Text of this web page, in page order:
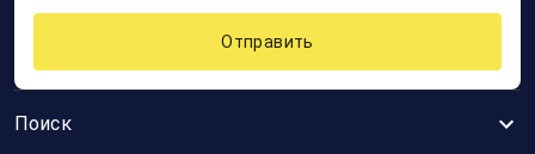
Поиск
Отправить